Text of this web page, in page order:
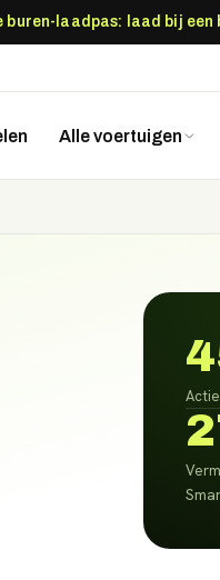
laadpas: laad bij
Alle voertuigen